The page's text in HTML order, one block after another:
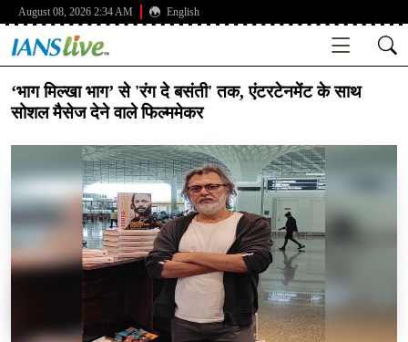
August 08, 2026 2:34 AM English
‘भाग मिल्खा भाग’ से 'रंग दे बसंती' तक, एंटरटेनमेंट के साथ
सोशल मैसेज देने वाले फिल्ममेकर